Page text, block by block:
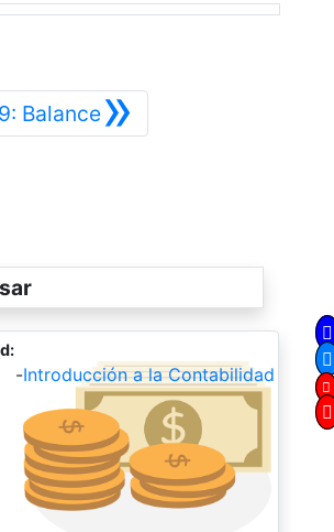
»
BalanceSiguiente
-Introducción a la Contabilidad